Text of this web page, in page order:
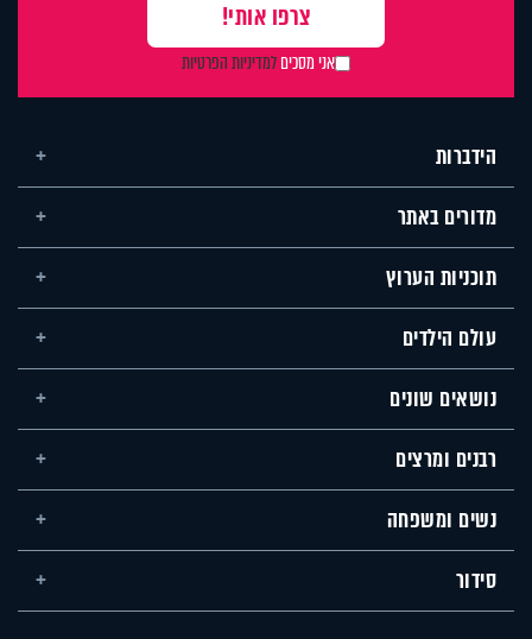
אני מסכיםלמדיניות הפרטיות
הידברות
מדורים באתר
תוכניות הערוץ
עולם הילדים
נושאים שונים
רבנים ומרצים
נשים ומשפחה
סידור